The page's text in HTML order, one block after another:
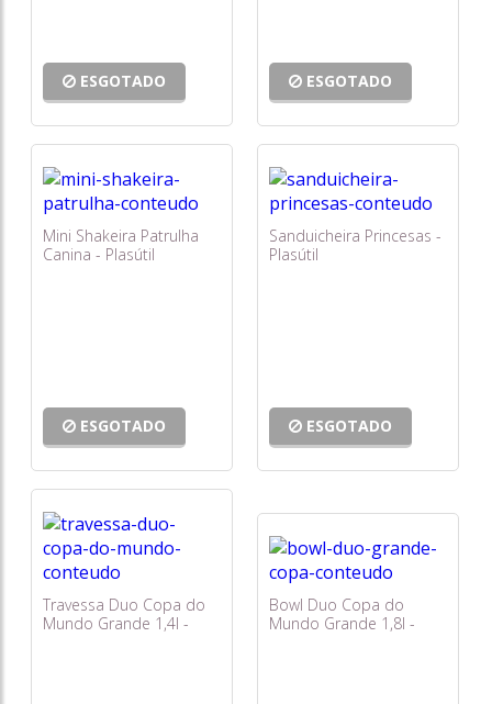
ESGOTADO ESGOTADO
Mini Shakeira Patrulha
Canina - Plasútil
ESGOTADO
Sanduicheira Princesas -
Plasútil
ESGOTADO
Travessa Duo Copa do
Mundo Grande 1,4l -
Bowl Duo Copa do
Mundo Grande 1,8l -